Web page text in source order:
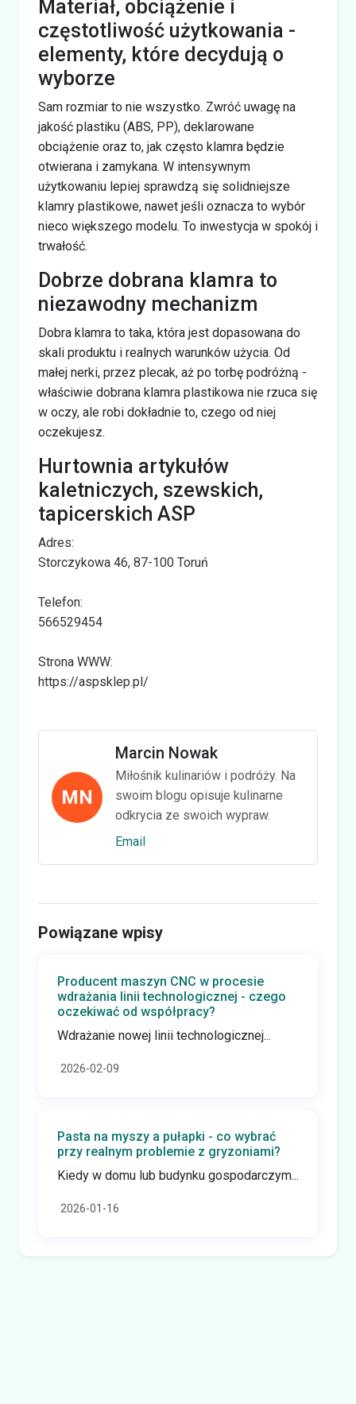
Materiał, obciążenie i
częstotliwość użytkowania -
elementy, które decydują o
wyborze
Sam rozmiar to nie wszystko. Zwróć uwagę na
jakość plastiku (ABS, PP), deklarowane
obciążenie oraz to, jak często klamra będzie
otwierana i zamykana. W intensywnym
użytkowaniu lepiej sprawdzą się solidniejsze
klamry plastikowe, nawet jeśli oznacza to wybór
nieco większego modelu. To inwestycja w spokój i
trwałość.
Dobrze dobrana klamra to
niezawodny mechanizm
Dobra klamra to taka, która jest dopasowana do
skali produktu i realnych warunków użycia. Od
małej nerki, przez plecak, aż po torbę podróżną -
właściwie dobrana klamra plastikowa nie rzuca się
w oczy, ale robi dokładnie to, czego od niej
oczekujesz.
Hurtownia artykułów
kaletniczych, szewskich,
tapicerskich ASP
Adres:
Storczykowa 46, 87-100 Toruń
Telefon:
566529454
Strona WWW:
https://aspsklep.pl/
MN
Marcin Nowak
Miłośnik kulinariów i podróży. Na
swoim blogu opisuje kulinarne
odkrycia ze swoich wypraw.
Email
Powiązane wpisy
Producent maszyn CNC w procesie
wdrażania linii technologicznej - czego
oczekiwać od współpracy?
Wdrażanie nowej linii technologicznej...
2026-02-09
Pasta na myszy a pułapki - co wybrać
przy realnym problemie z gryzoniami?
Kiedy w domu lub budynku gospodarczym...
2026-01-16